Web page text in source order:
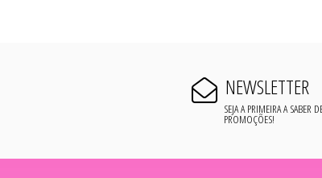
NEWSLETTER
SEJA A PRIMEIRA A SABER
PROMOÇÕES!